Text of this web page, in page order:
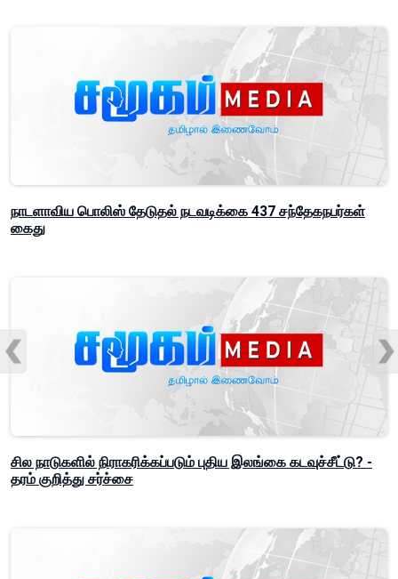
நாடளாவிய பொலிஸ் தேடுதல் நடவடிக்கை 437 சந்தேகநபர்கள்
கைது
சில நாடுகளில் நிராகரிக்கப்படும் புதிய இலங்கை கடவுச்சீட்டு? -
தரம் குறித்து சர்ச்சை